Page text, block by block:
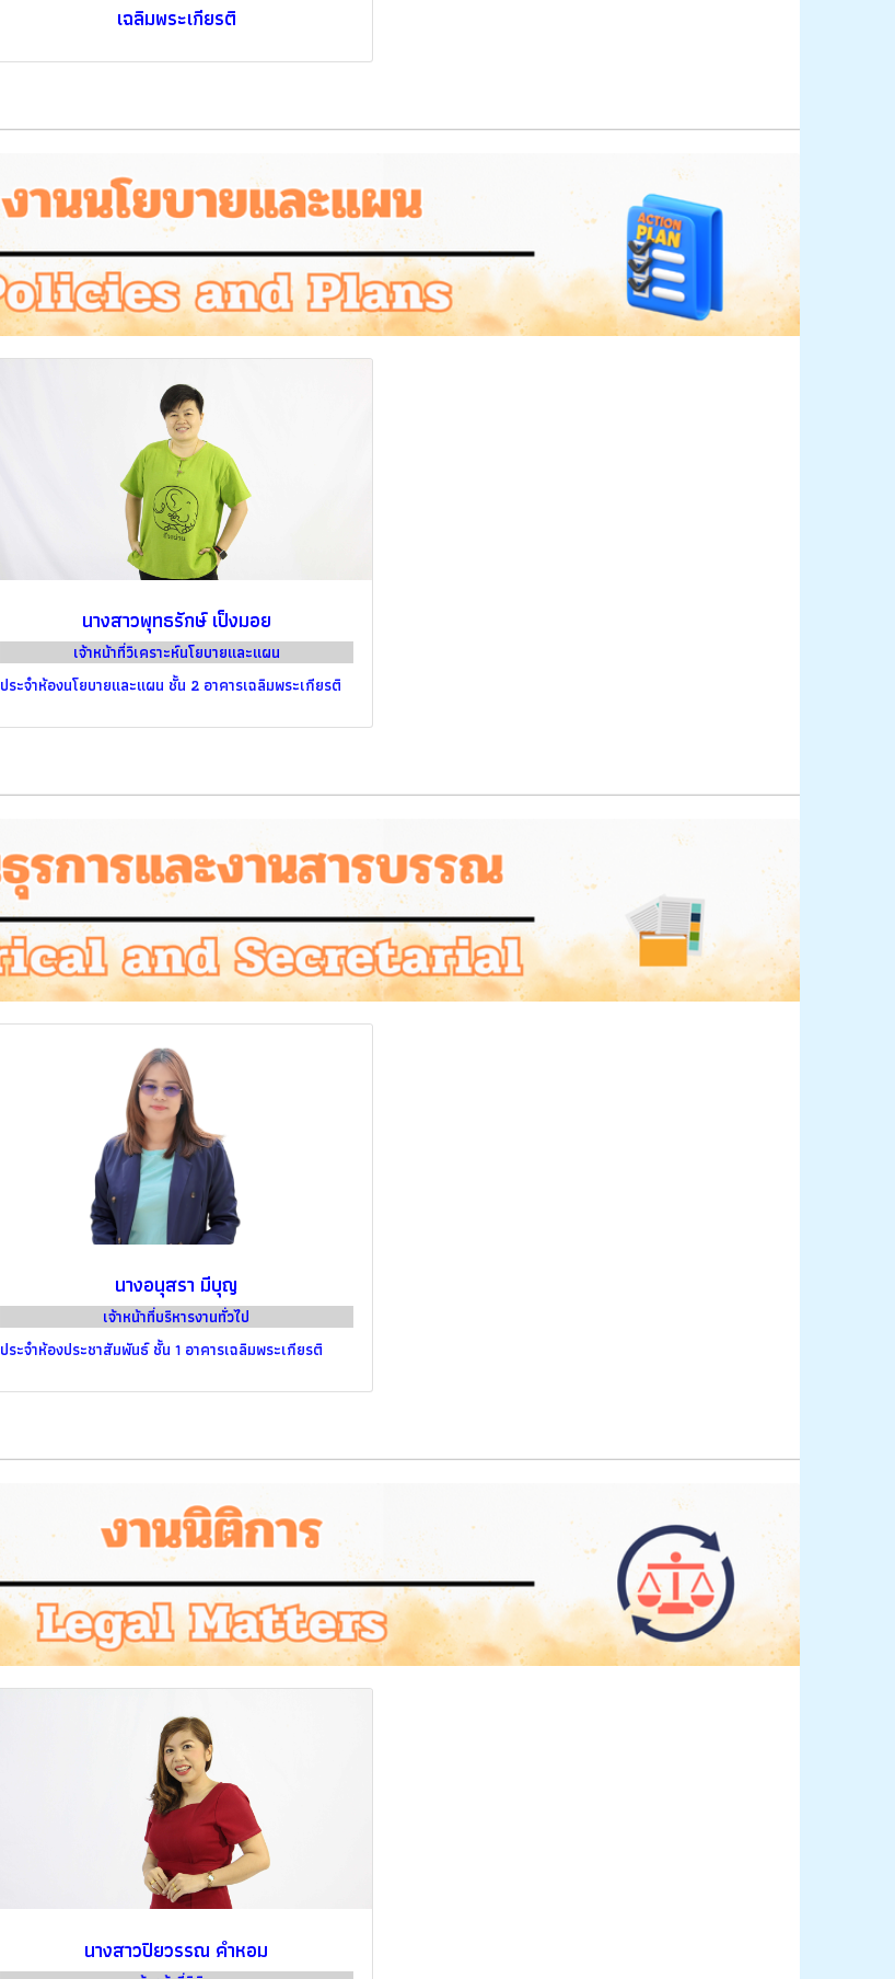
เฉลิมพระเกียรติ
นางสาวพุทธรักษ์ เป็งมอย
เจ้าหน้าที่วิเคราะห์นโยบายและแผน
ประจำห้องนโยบายและแผน ชั้น 2 อาคารเฉลิมพระเกียรติ
นางอนุสรา มีบุญ
เจ้าหน้าที่บริหารงานทั่วไป
ประจำห้องประชาสัมพันธ์ ชั้น 1 อาคารเฉลิมพระเกียรติ
นางสาวปิยวรรณ คำหอม